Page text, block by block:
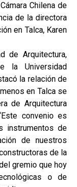
Chilena de
de la directora
en Talca, Karen
de Arquitectura,
la Universidad
la relación de
en Talca se
de Arquitectura
convenio es
instrumentos de
de nuestros
de la
gremio que hoy
o de